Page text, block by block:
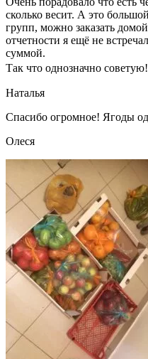
сколько весит. А это
групп, можно заказать
отчетности я ещё не
суммой.
Так что однозначно
Наталья
Спасибо огромное! Ягоды
Олеся